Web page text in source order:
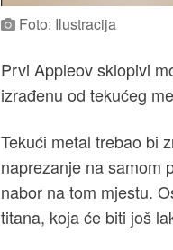
Foto: Ilustracija
Prvi Appleov sklopivi
izrađenu od tekućeg
Tekući metal trebao bi
naprezanje na samom
nabor na tom mjestu.
titana, koja će biti još